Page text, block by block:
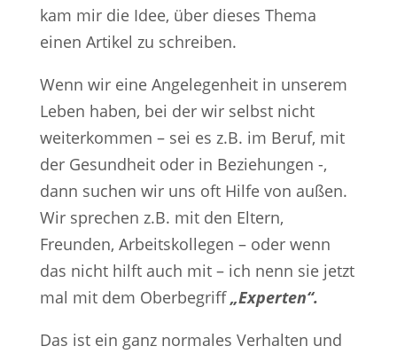
kam mir die Idee, über dieses Thema
einen Artikel zu schreiben.
Wenn wir eine Angelegenheit in unserem
Leben haben, bei der wir selbst nicht
weiterkommen – sei es z.B. im Beruf, mit
der Gesundheit oder in Beziehungen -,
dann suchen wir uns oft Hilfe von außen.
Wir sprechen z.B. mit den Eltern,
Freunden, Arbeitskollegen – oder wenn
das nicht hilft auch mit – ich nenn sie jetzt
mal mit dem Oberbegriff„Experten“.
Das ist ein ganz normales Verhalten und